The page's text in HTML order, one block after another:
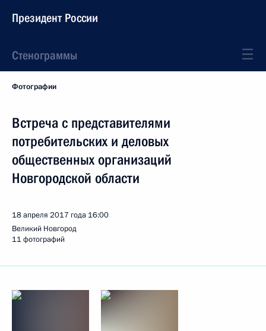
Президент России
Стенограммы
Фотографии
Встреча с представителями
потребительских и деловых
общественных организаций
Новгородской области
18 апреля 2017 года 16:00
Великий Новгород
11 фотографий